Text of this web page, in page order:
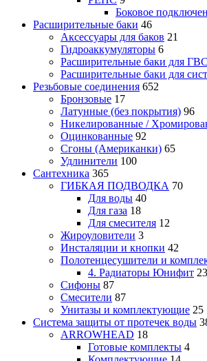
Боковое
Расширительные баки 46
Аксессуары для баков 21
Гидроаккумуляторы 6
Расширительные баки для ГВС
Расширительные баки для
Резьбовые соединения 652
Бронзовые 17
Латунные (без покрытия) 96
Никелированные /
Оцинкованные 92
Сгоны (Американки) 65
Удлинители 100
Сантехника 365
ГИБКАЯ ПОДВОДКА 70
Для воды 40
Для газа 18
Для смесителя 12
Жироуловители 3
Инсталяции и кнопки 42
Полотенцесушители и
4. Радиаторы Юнифит 23
Сифоны 87
Смесители 87
Унитазы и комплектующие 25
Система защиты от протечек воды
ARROWHEAD 18
Готовые комплекты 4